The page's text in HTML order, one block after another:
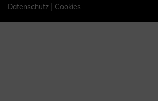
Datenschutz | Cookies